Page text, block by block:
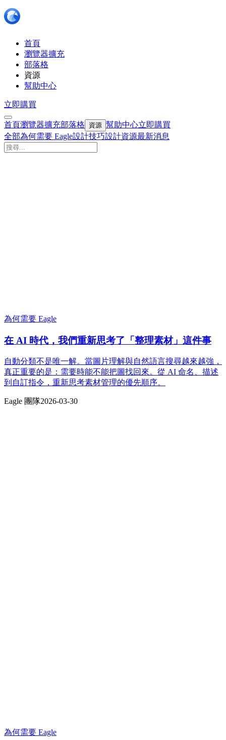
首頁
瀏覽器擴充
部落格
資源
幫助中心
立即購買
首頁瀏覽器擴充部落格 資源 幫助中心立即購買
全部為何需要 Eagle設計技巧設計資源最新消息
為何需要 Eagle
在 AI 時代，我們重新思考了「整理素材」這件事
自動分類不是唯一解。當圖片理解與自然語言搜尋越來越強，
真正重要的是：需要時能不能把圖找回來。從 AI 命名、描述
到自訂指令，重新思考素材管理的優先順序。
Eagle 團隊2026-03-30
為何需要 Eagle